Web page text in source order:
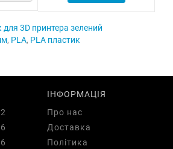
для 3D принтера зелений
, PLA, PLA пластик
ІНФОРМАЦІЯ
Про нас
Доставка
Політика